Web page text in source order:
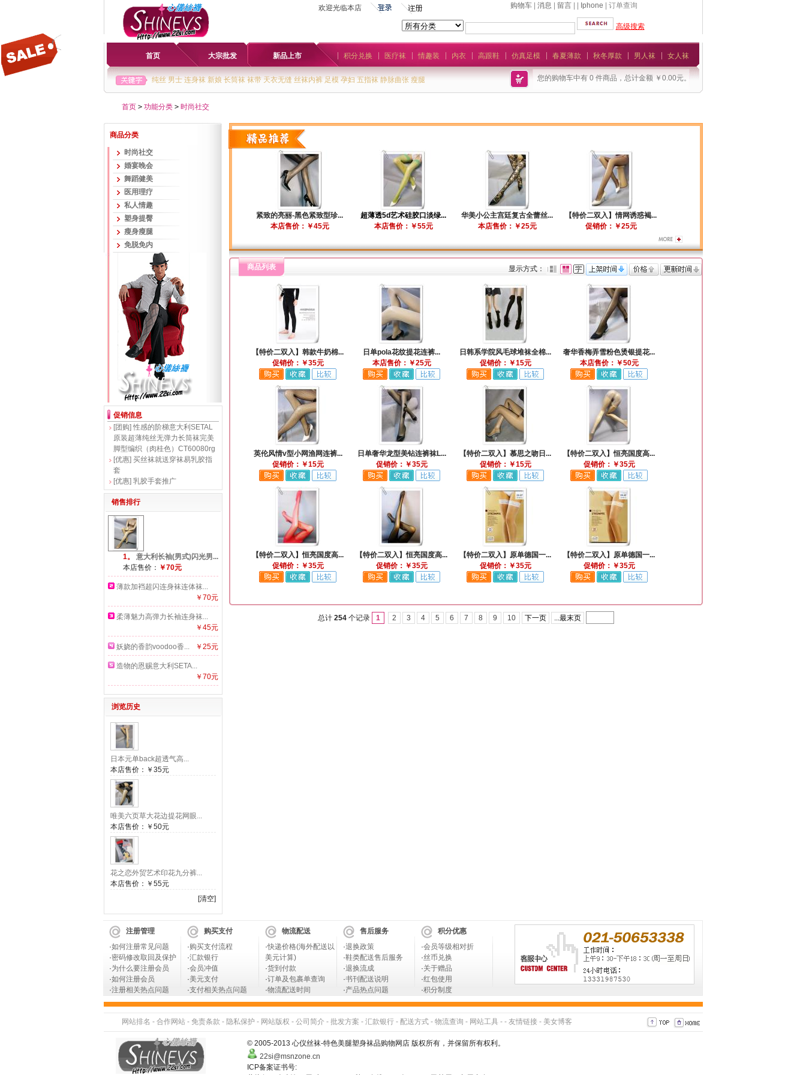
欢迎光临本店 购物车| 消息 留言| | Iphone | 订单查询
高级搜索
首页 大宗批发 新品上市 积分兑换 医疗袜 情趣装 内衣 高跟鞋 仿真足模 春夏薄款 秋冬厚款 男人袜 女人袜
纯丝 男士 连身袜 新娘 长筒袜 袜带 天衣无缝 丝袜内裤 足模 孕妇 五指袜 静脉曲张 瘦腿 您的购物车中有 0 件商品，总计金额 ￥0.00元。
首页 > 功能分类 > 时尚社交
商品分类
时尚社交
婚宴晚会
舞蹈健美
医用理疗
私人情趣
塑身提臀
瘦身瘦腿
免脱免内
促销信息
[团购] 性感的阶梯意大利SETAL
原装超薄纯丝无弹力长筒袜完美
脚型编织（肉桂色）CT60080rg
[优惠] 买丝袜就送穿袜易乳胶指
套
[优惠] 乳胶手套推广
销售排行
1。
意大利长袖(男式)闪光男...
本店售价： ￥70元
薄款加裆超闪连身袜连体袜...
￥70元
柔薄魅力高弹力长袖连身袜...
￥45元
妖娆的香韵voodoo香... ￥25元
造物的恩赐意大利SETA...
￥70元
浏览历史
日本元单back超透气高...
本店售价： ￥35元
唯美六页草大花边提花网眼...
本店售价： ￥50元
花之恋外贸艺术印花九分裤...
本店售价： ￥55元
[清空]
紧致的亮丽-黑色紧致型珍...
本店售价：￥45元
超薄透5d艺术硅胶口淡绿...
本店售价：￥55元
华美小公主宫廷复古全蕾丝...
本店售价：￥25元
【特价二双入】情网诱惑褐...
促销价：￥25元
商品列表 显示方式：
【特价二双入】韩款牛奶棉...
促销价：￥35元
日单pola花纹提花连裤...
本店售价：￥25元
日韩系学院风毛球堆袜全棉...
促销价：￥15元
奢华香梅弄雪粉色烫银提花...
本店售价：￥50元
英伦风情v型小网渔网连裤...
促销价：￥15元
日单奢华龙型美钻连裤袜L...
促销价：￥35元
【特价二双入】慕思之吻日...
促销价：￥15元
【特价二双入】恒亮国度高...
促销价：￥35元
【特价二双入】恒亮国度高...
促销价：￥35元
【特价二双入】恒亮国度高...
促销价：￥35元
【特价二双入】原单德国一...
促销价：￥35元
【特价二双入】原单德国一...
促销价：￥35元
总计 254个记录 1 2 3 4 5 6 7 8 9 10 下一页 ...最末页
注册管理
·如何注册常见问题
·密码修改取回及保护
·为什么要注册会员
·如何注册会员
·注册相关热点问题
购买支付
·购买支付流程
·汇款银行
·会员冲值
·美元支付
·支付相关热点问题
物流配送
·快递价格(海外配送以
美元计算)
·货到付款
·订单及包裹单查询
·物流配送时间
售后服务
·退换政策
·鞋类配送售后服务
·退换流成
·书刊配送说明
·产品热点问题
积分优惠
·会员等级相对折
·丝币兑换
·关于赠品
·红包使用
·积分制度
网站排名 - 合作网站- 免责条款 - 隐私保护 - 网站版权 - 公司简介 - 批发方案 - 汇款银行- 配送方式- 物流查询 - 网站工具 - - 友情链接- 美女博客
© 2005-2013 心仪丝袜-特色美腿塑身袜品购物网店 版权所有，并保留所有权利。
22si@msnzone.cn
ICP备案证书号: